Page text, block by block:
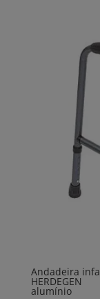
Andadeira
HERDEGEN
alumínio